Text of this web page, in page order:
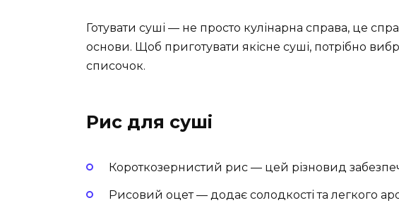
Готувати суші — не просто кулінарна справа, це
основи. Щоб приготувати якісне суші, потрібно
списочок.
Рис для суші
Короткозернистий рис — цей різновид
Рисовий оцет — додає солодкості та легкого